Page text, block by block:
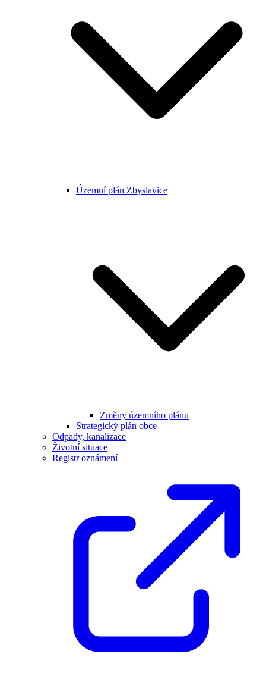
Územní plán Zbyslavice
Změny územního plánu
Strategický plán obce
Odpady, kanalizace
Životní situace
Registr oznámení